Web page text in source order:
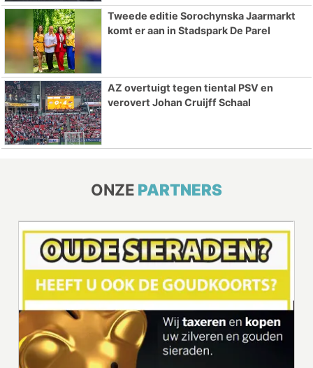
Tweede editie Sorochynska Jaarmarkt
komt er aan in Stadspark De Parel
AZ overtuigt tegen tiental PSV en
verovert Johan Cruijff Schaal
ONZE PARTNERS